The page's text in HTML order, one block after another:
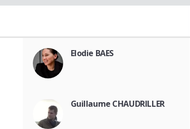
Elodie BAES
Guillaume CHAUDRILLER